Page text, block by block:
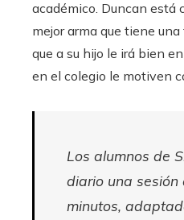
académico. Duncan está
mejor arma que tiene
que a su hijo le irá bien
en el colegio le motiven
Los alumnos de
diario una sesión
minutos,